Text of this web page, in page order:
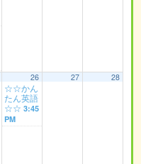
26
☆☆かん
たん英語
☆☆3:45
PM
27 28